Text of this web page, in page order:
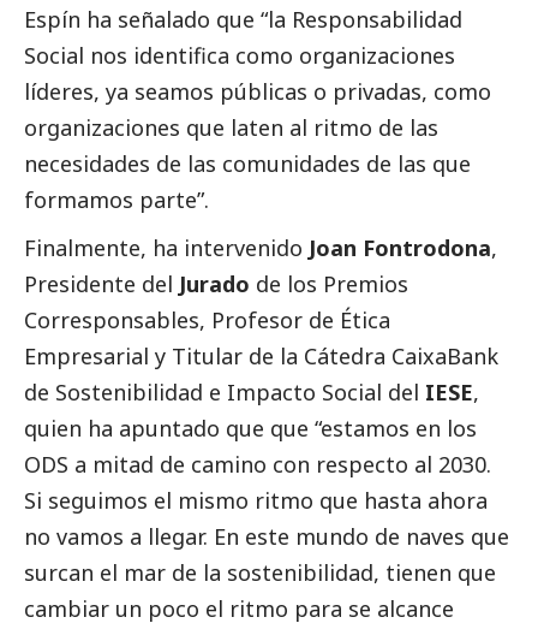
Espín ha señalado que “la Responsabilidad
Social nos identifica como organizaciones
líderes, ya seamos públicas o privadas, como
organizaciones que laten al ritmo de las
necesidades de las comunidades de las que
formamos parte”.
Finalmente, ha intervenido Joan Fontrodona,
Presidente del Jurado de los Premios
Corresponsables, Profesor de Ética
Empresarial y Titular de la Cátedra CaixaBank
de Sostenibilidad e Impacto Social del IESE,
quien ha apuntado que que “estamos en los
ODS a mitad de camino con respecto al 2030.
Si seguimos el mismo ritmo que hasta ahora
no vamos a llegar. En este mundo de naves que
surcan el mar de la sostenibilidad, tienen que
cambiar un poco el ritmo para se alcance